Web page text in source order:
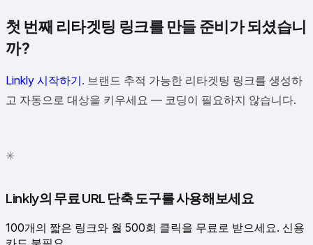
첫 번째 리타겟팅 링크를 만들 준비가 되셨습니
까?
Linkly 시작하기. 브랜드 추적 가능한 리타겟팅 링크를 생성하
고 자동으로 대상을 키우세요 — 코딩이 필요하지 않습니다.
✳
Linkly의 무료 URL 단축 도구를 사용해보세요
100개의 짧은 링크와 월 500회 클릭을 무료로 받으세요. 신용